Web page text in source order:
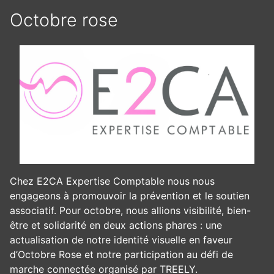
Octobre rose
Chez E2CA Expertise Comptable nous nous
engageons à promouvoir la prévention et le soutien
associatif. Pour octobre, nous allions visibilité, bien-
être et solidarité en deux actions phares : une
actualisation de notre identité visuelle en faveur
d’Octobre Rose et notre participation au défi de
marche connectée organisé par TREELY.